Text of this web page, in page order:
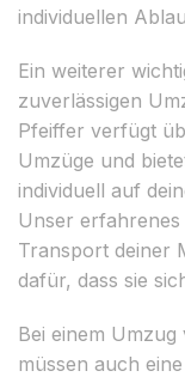
individuellen
Ein weiterer
zuverlässigen
Pfeiffer verfügt
Umzüge und
individuell auf
Unser
Transport deiner
dafür, dass sie
Bei einem
müssen auch